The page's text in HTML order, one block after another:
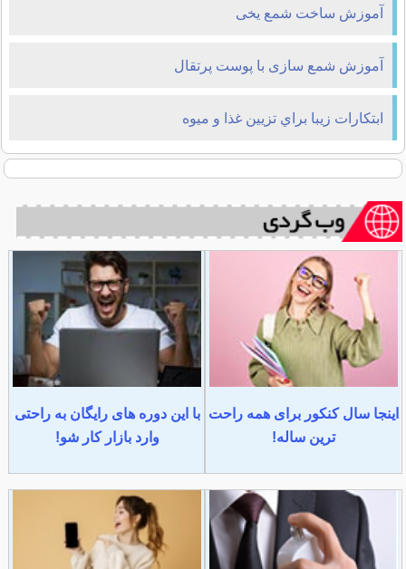
آموزش ساخت شمع یخی
آموزش شمع سازی با پوست پرتقال
ابتكارات زيبا براي تزيين غذا و میوه
اینجا سال کنکور برای همه راحت
ترین ساله!
با این دوره های رایگان به راحتی
وارد بازار کار شو!